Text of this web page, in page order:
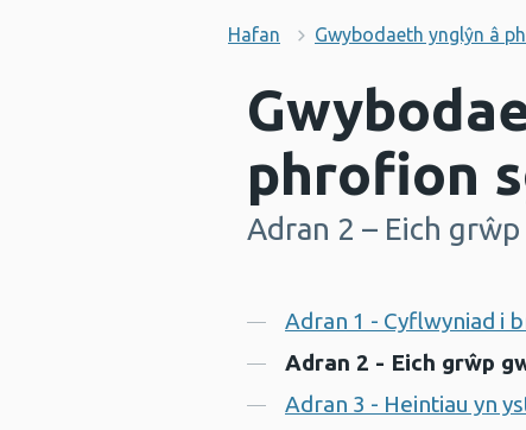
Hafan Gwybodaeth ynglŷn â
phrofion
-
Adran 2 – Eich
Cynnwys
Adran 1 - Cyflwyniad i
Adran 2 - Eich grŵp
Adran 3 - Heintiau yn